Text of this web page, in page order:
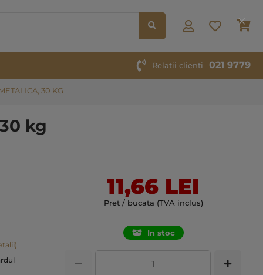
Relatii clienti 021 9779
30 KG
kg
11,66 LEI
Pret / bucata (TVA inclus)
In stoc
Close
Bar